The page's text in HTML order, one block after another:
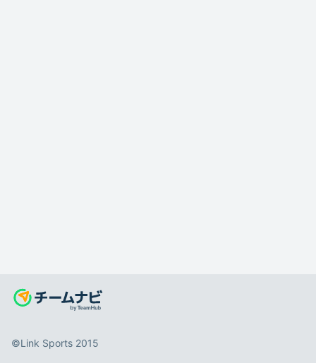
©️Link Sports 2015